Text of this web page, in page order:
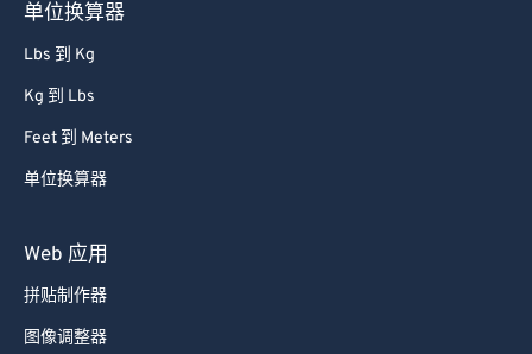
单位换算器
Lbs 到 Kg
Kg 到 Lbs
Feet 到 Meters
单位换算器
Web 应用
拼贴制作器
图像调整器